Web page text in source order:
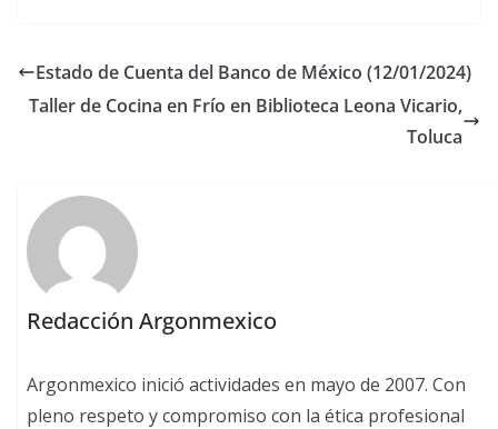
Estado de Cuenta del Banco de México (12/01/2024)
Taller de Cocina en Frío en Biblioteca Leona Vicario,
Toluca
Redacción Argonmexico
Argonmexico inició actividades en mayo de 2007. Con
pleno respeto y compromiso con la ética profesional